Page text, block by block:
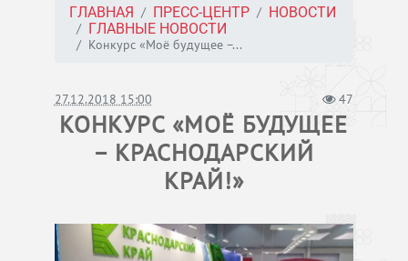
ГЛАВНАЯ ПРЕСС-ЦЕНТР
НОВОСТИ
ГЛАВНЫЕ НОВОСТИ
Конкурс «Моё будущее –...
27.12.2018 15:00 47
КОНКУРС «МОЁ БУДУЩЕЕ
– КРАСНОДАРСКИЙ
КРАЙ!»